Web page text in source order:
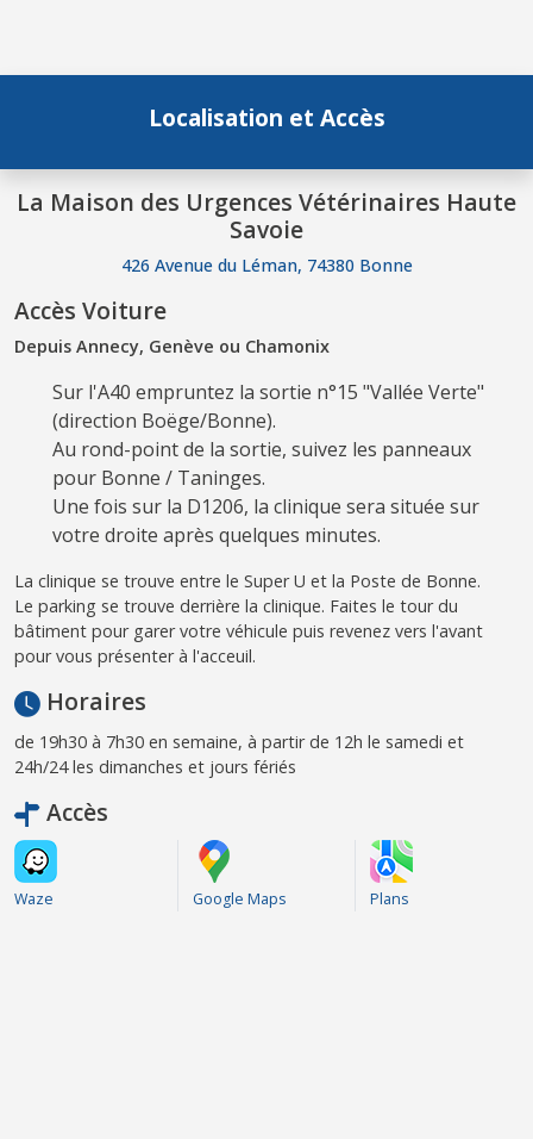
Localisation et Accès
La Maison des Urgences Vétérinaires Haute
Savoie
426 Avenue du Léman, 74380 Bonne
Accès Voiture
Depuis Annecy, Genève ou Chamonix
Sur l'A40 empruntez la sortie n°15 "Vallée Verte"
(direction Boëge/Bonne).
Au rond-point de la sortie, suivez les panneaux
pour Bonne / Taninges.
Une fois sur la D1206, la clinique sera située sur
votre droite après quelques minutes.
La clinique se trouve entre le Super U et la Poste de Bonne.
Le parking se trouve derrière la clinique. Faites le tour du
bâtiment pour garer votre véhicule puis revenez vers l'avant
pour vous présenter à l'acceuil.
Horaires
de 19h30 à 7h30 en semaine, à partir de 12h le samedi et
24h/24 les dimanches et jours fériés
Accès
Waze Google Maps Plans